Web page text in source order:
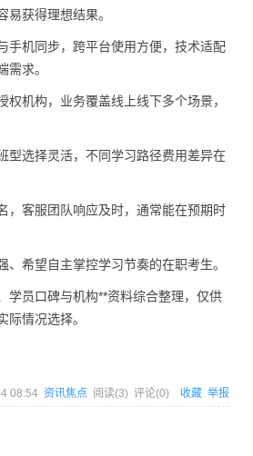
易获得理想结果。
手机同步，跨平台使用方便，技术适配
需求。
权机构，业务覆盖线上线下多个场景，
型选择灵活，不同学习路径费用差异在
，客服团队响应及时，通常能在预期时
、希望自主掌控学习节奏的在职考生。
学员口碑与机构**资料综合整理，仅供
际情况选择。
08:54 资讯焦点 阅读(3) 评论(0) 收藏 举报